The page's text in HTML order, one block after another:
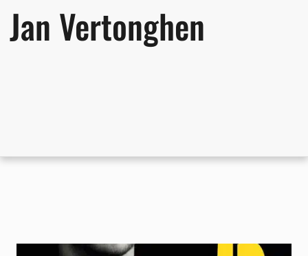
Jan Vertonghen